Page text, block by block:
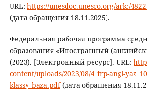
URL: https://unesdoc.unesco.org/ark:/
(дата обращения 18.11.2025).
Федеральная рабочая программа
образования «Иностранный
(2023). [Электронный ресурс]. URL:
content/uploads/2023/08/4_frp-angl-
klassy_baza.pdf(дата обращения